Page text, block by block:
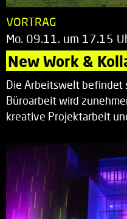
VORTRAG
Mo. 09.11. um 17.15
New Work &
Die Arbeitswelt befindet
Büroarbeit wird
kreative Projektarbeit